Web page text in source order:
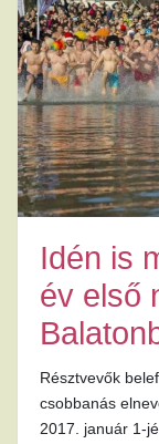
Idén is
év első
Résztvevők
csobbanás
2017. január 1-